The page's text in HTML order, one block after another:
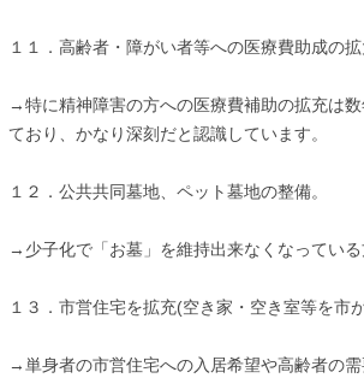
１１．高齢者・障がい者等への医療費助成の拡
→特に精神障害の方への医療費補助の拡充は
ており、かなり深刻だと認識しています。
１２．公共共同墓地、ペット墓地の整備。
→少子化で「お墓」を維持出来なくなっている
１３．市営住宅を拡充(空き家・空き室等を市
→単身者の市営住宅への入居希望や高齢者の需